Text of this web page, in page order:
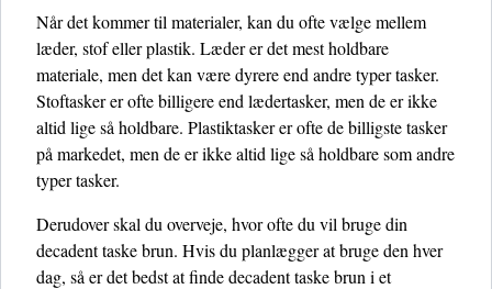
Når det kommer til materialer, kan du ofte vælge mellem
læder, stof eller plastik. Læder er det mest holdbare
materiale, men det kan være dyrere end andre typer tasker.
Stoftasker er ofte billigere end lædertasker, men de er ikke
altid lige så holdbare. Plastiktasker er ofte de billigste tasker
på markedet, men de er ikke altid lige så holdbare som andre
typer tasker.
Derudover skal du overveje, hvor ofte du vil bruge din
decadent taske brun. Hvis du planlægger at bruge den hver
dag, så er det bedst at finde decadent taske brun i et